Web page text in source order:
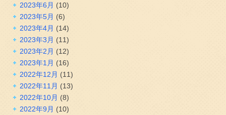
2023年6月 (10)
2023年5月 (6)
2023年4月 (14)
2023年3月 (11)
2023年2月 (12)
2023年1月 (16)
2022年12月 (11)
2022年11月 (13)
2022年10月 (8)
2022年9月 (10)